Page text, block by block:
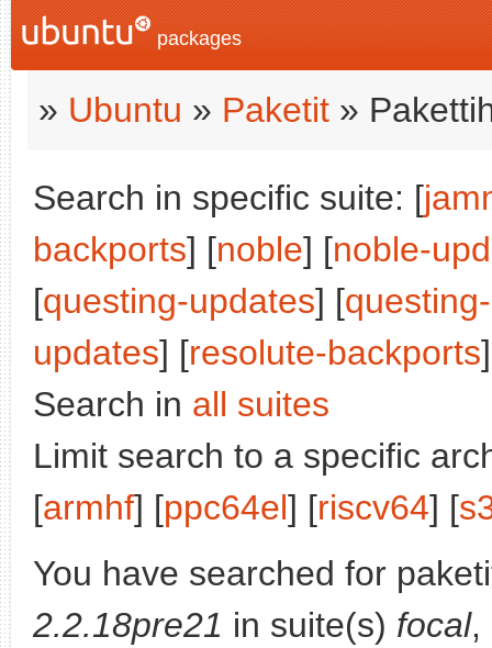
packages
» Ubuntu » Paketit »
Search in specific suite: [
backports] [noble] [noble-
[questing-updates] [
updates] [resolute-backports
Search in all suites
Limit search to a specific
[armhf] [ppc64el] [riscv64] [
You have searched for
2.2.18pre21 in suite(s) focal,